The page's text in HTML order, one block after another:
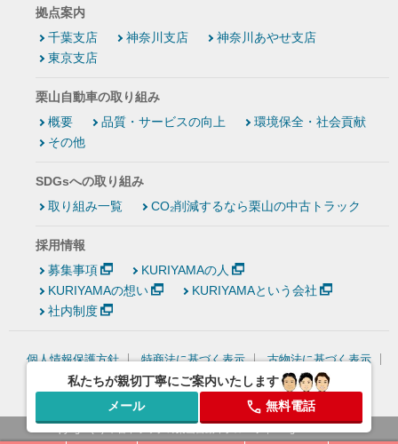
私たちが親切丁寧にご案内いたします
メール
無料電話
拠点案内
千葉支店
神奈川支店
神奈川あやせ支店
東京支店
栗山自動車の取り組み
概要
品質・サービスの向上
環境保全・社会貢献
その他
SDGsへの取り組み
取り組み一覧
CO₂削減するなら栗山の中古トラック
採用情報
募集事項
KURIYAMAの人
KURIYAMAの想い
KURIYAMAという会社
社内制度
個人情報保護方針 特商法に基づく表示
古物法に基づく表示
情報セキュリティ基本方針